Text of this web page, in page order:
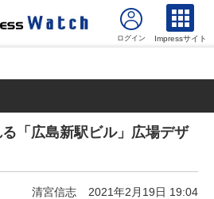
Impressサイト
「広島新駅ビル」広場デザ
清宮信志 2021年2月19日 19:04